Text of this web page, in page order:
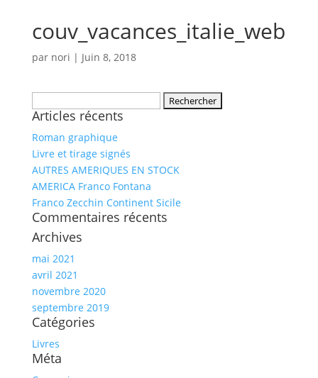
couv_vacances_italie_web
par nori | Juin 8, 2018
Articles récents
Roman graphique
Livre et tirage signés
AUTRES AMERIQUES EN STOCK
AMERICA Franco Fontana
Franco Zecchin Continent Sicile
Commentaires récents
Archives
mai 2021
avril 2021
novembre 2020
septembre 2019
Catégories
Livres
Méta